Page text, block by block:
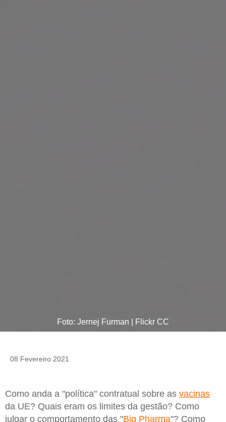
Foto: Jernej Furman | Flickr CC
08 Fevereiro 2021
Como anda a "política" contratual sobre as vacinas
da UE? Quais eram os limites da gestão? Como
julgar o comportamento das "Big Pharma"? Como